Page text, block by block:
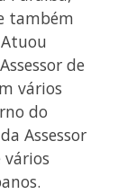
também
de
vários
do
Assessor
vários